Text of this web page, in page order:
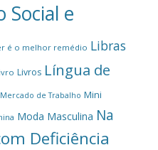
Social e
é o melhor remédio Libras
Livros Língua de
Mercado de Trabalho Mini
Moda Masculina Na
Deficiência